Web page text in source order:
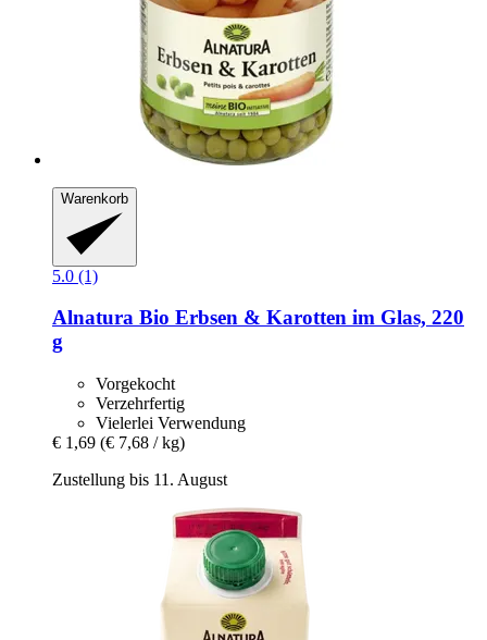
Warenkorb
5.0 (1)
Alnatura Bio Erbsen & Karotten im Glas, 220
g
Vorgekocht
Verzehrfertig
Vielerlei Verwendung
€ 1,69 (€ 7,68 / kg)
Zustellung bis 11. August